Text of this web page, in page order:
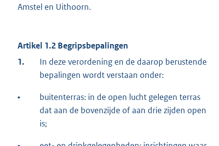
Amstel en Uithoorn.
Artikel 1.2 Begripsbepalingen
1.
In deze verordening en de daarop berustende
bepalingen wordt verstaan onder:
•
buitenterras: in de open lucht gelegen terras
dat aan de bovenzijde of aan drie zijden open
is;